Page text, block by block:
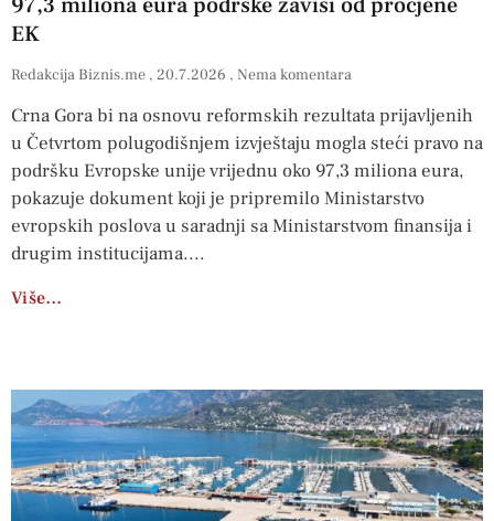
97,3 miliona eura podrške zavisi od procjene
EK
Redakcija Biznis.me 20.7.2026 Nema komentara
Crna Gora bi na osnovu reformskih rezultata prijavljenih
u Četvrtom polugodišnjem izvještaju mogla steći pravo na
podršku Evropske unije vrijednu oko 97,3 miliona eura,
pokazuje dokument koji je pripremilo Ministarstvo
evropskih poslova u saradnji sa Ministarstvom finansija i
drugim institucijama.
Više…